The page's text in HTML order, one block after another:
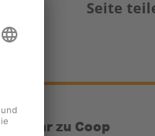
Seite
Mehr zu Coop